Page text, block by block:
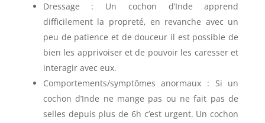
Dressage : Un cochon d’Inde apprend
difficilement la propreté, en revanche avec un
peu de patience et de douceur il est possible de
bien les apprivoiser et de pouvoir les caresser et
interagir avec eux.
Comportements/symptômes anormaux : Si un
cochon d’Inde ne mange pas ou ne fait pas de
selles depuis plus de 6h c’est urgent. Un cochon